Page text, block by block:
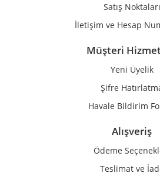
Gönder
Satış Noktaları
İletişim ve Hesap
Müşteri
Yeni Üyelik
Şifre
Havale Bildirim
Alışveriş
Ödeme
Teslimat ve